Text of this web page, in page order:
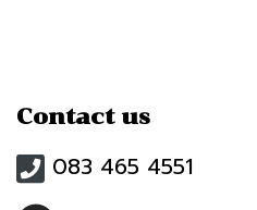
Contact us
083 465 4551